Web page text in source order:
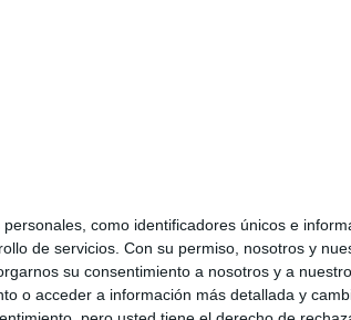
como identificadores únicos e
de servicios. Con su permiso, nosotros y
su consentimiento a nosotros y a
o acceder a información más detallada y
S.A.